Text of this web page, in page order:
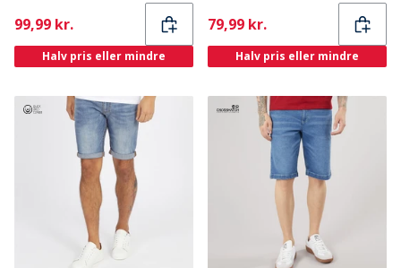
Current
99,99 kr.
Halv pris eller mindre
Current
79,99 kr.
Halv pris eller mindre